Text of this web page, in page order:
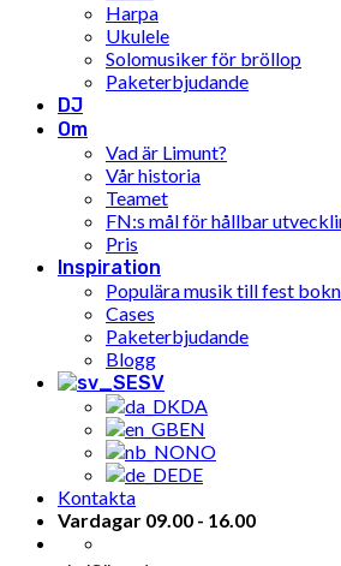
Harpa
Ukulele
Solomusiker för bröllop
Paketerbjudande
DJ
Om
Vad är Limunt?
Vår historia
Teamet
FN:s mål för hållbar
Pris
Inspiration
Populära musik till fest
Cases
Paketerbjudande
Blogg
SV
DA
EN
NO
DE
Kontakta
Vardagar 09.00 - 16.00